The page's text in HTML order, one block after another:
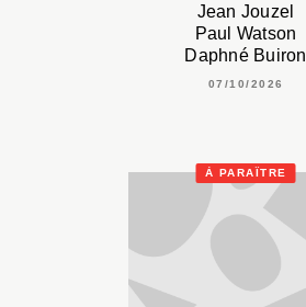
Jean Jouzel
Paul Watson
Daphné Buiron
07/10/2026
À PARAÎTRE